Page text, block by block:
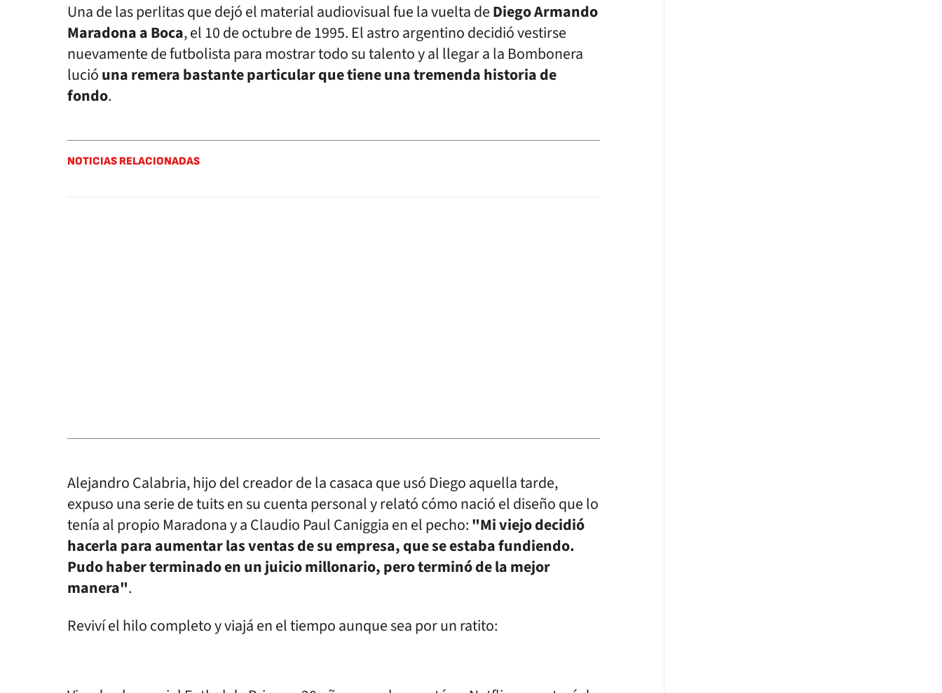
Una de las perlitas que dejó el material audiovisual fue la vuelta deDiego Armando
Maradona a Boca, el 10 de octubre de 1995. El astro argentino decidió vestirse
nuevamente de futbolista para mostrar todo su talento y al llegar a la Bombonera
lucióuna remera bastante particular que tiene una tremenda historia de
fondo.
NOTICIAS RELACIONADAS
Alejandro Calabria, hijo del creador de la casaca que usó Diego aquella tarde,
expuso una serie de tuits en su cuenta personal y relató cómo nació el diseño que lo
tenía al propio Maradona y a Claudio Paul Caniggia en el pecho:"Mi viejo decidió
hacerla para aumentar las ventas de su empresa, que se estaba fundiendo.
Pudo haber terminado en un juicio millonario, pero terminó de la mejor
manera".
Reviví el hilo completo y viajá en el tiempo aunque sea por un ratito: